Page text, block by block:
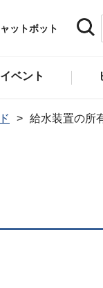
ットボット
ベント
給水装置の所